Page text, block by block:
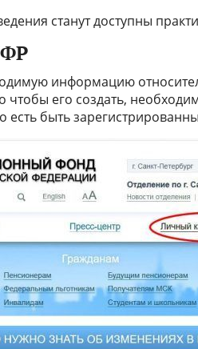
станут доступны
информацию
чтобы его создать,
есть быть